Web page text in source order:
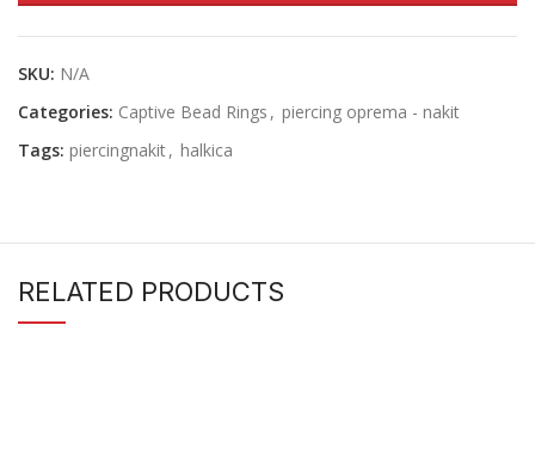
SKU: N/A
Categories: Captive Bead Rings , piercing oprema - nakit
Tags: piercingnakit, halkica
RELATED PRODUCTS